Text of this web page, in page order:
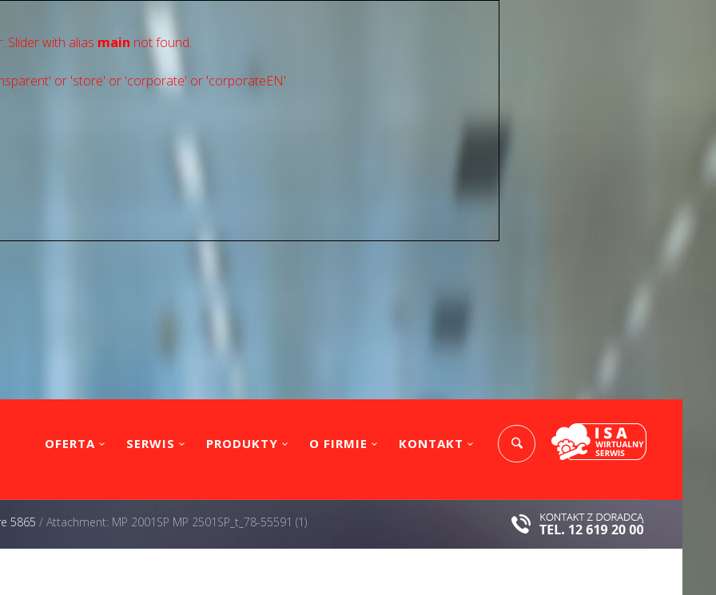
Slider with alias main not found.
or 'store' or 'сorporate' or 'corporateEN'
OFERTA SERWIS PRODUKTY O FIRMIE KONTAKT
5865 / Attachment: MP 2001SP MP 2501SP_t_78-55591 (1)